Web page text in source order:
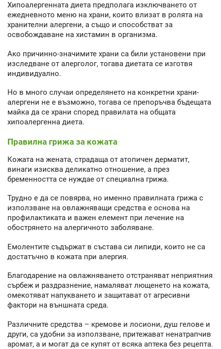
Хипоалергенната диета предполага изключването от
ежедневното меню на храни, които влизат в ролята на
хранителни алергени, а също и способстват за
освобождаване на хистамин в организма.
Ако причинно-значимите храни са били установени при
изследване от алерголог, тогава диетата се изготвя
индивидуално.
Но в много случаи определянето на конкретни храни-
алергени не е възможно, тогава се препоръчва бъдещата
майка да се храни според правилата на общата
хипоалергенна диета.
Правилна грижа за кожата
Кожата на жената, страдаща от атопичен дерматит,
винаги изисква деликатно отношение, а през
бременността се нуждае от специална грижа.
Трудно е да се повярва, но именно правилната грижа с
използване на овлажняващи средства е основа на
профилактиката и важен елемент при лечение на
обострянето на алергичното заболяване.
Емолентите съдържат в състава си липиди, които не са
достатъчно в кожата при алергия.
Благодарение на овлажняването отстраняват неприятния
сърбеж и раздразнение, намаляват лющенето на кожата,
омекотяват напукването и защитават от агресивни
фактори на външната среда.
Различните средства – кремове и лосиони, душ гелове и
други, са удобни за използване, притежават ненатрапчив
аромат, а и могат да се купят от всяка аптека без рецепта.